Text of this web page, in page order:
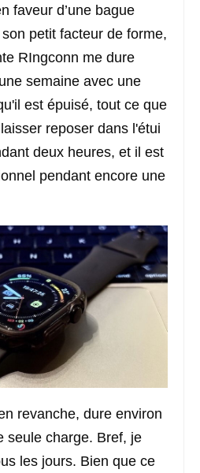
faveur d’une bague
petit facteur de forme,
RIngconn me dure
semaine avec une
est épuisé, tout ce que
reposer dans l'étui
deux heures, et il est
pendant encore une
revanche, dure environ
seule charge. Bref, je
les jours. Bien que ce